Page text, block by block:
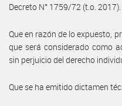
Decreto N° 1759/72 (t.o. 2017).
Que en razón de lo expuesto,
que será considerado como
sin perjuicio del derecho
Que se ha emitido dictamen